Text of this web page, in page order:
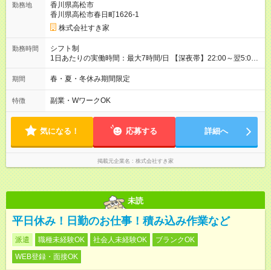
同時給）
勤務地
香川県高松市
香川県高松市春日町1626-1
株式会社すき家
勤務時間
シフト制
1日あたりの実働時間：最大7時間/日 【深夜帯】22:00～翌5:00
週2日～・1日2h～OK◎ ※22:00から翌5:00までは18歳以上の方
のみ勤務可能です（18歳未満の深夜業務禁止のため） ★深夜で
す。 必ず、2名以上での勤務を行いますので、安心して働けま
す。
期間 春・夏・冬休み期間限定
特徴 副業・WワークOK
気になる！ 応募する 詳細へ
掲載元企業名 株式会社すき家
未読
平日休み！日勤のお仕事！積み込み作業など
派遣 職種未経験OK 社会人未経験OK
ブランクOK
WEB登録・面接OK